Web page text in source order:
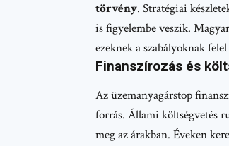
törvény. Stratégiai
is figyelembe veszik.
ezeknek a szabályoknak
Finanszírozás és
Az üzemanyagárstop
forrás. Állami költségvetés
meg az árakban. Éveken